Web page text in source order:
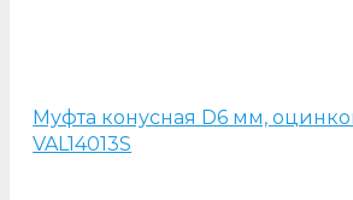
Муфта конусная D6 мм,
VAL14013S